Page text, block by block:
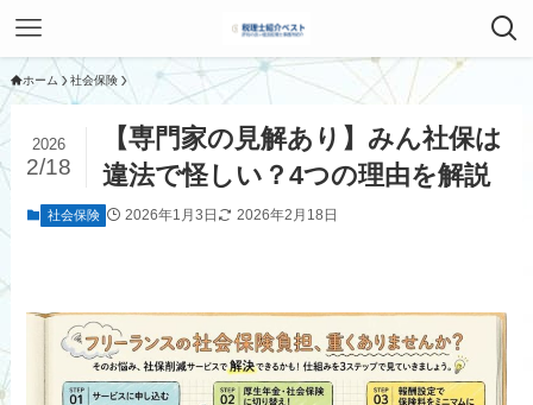
ホーム 社会保険
【専門家の見解あり】みん社保は
違法で怪しい？4つの理由を解説
2026
2/18
社会保険 2026年1月3日 2026年2月18日